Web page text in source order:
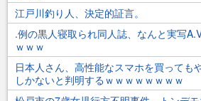
江戸川釣り人、決定的証言。
.例の黒人寝取られ同人誌、なんと実写
ｗｗｗ
日本人さん、高性能なスマホを買っても
しかないと判明するｗｗｗｗｗｗｗｗ